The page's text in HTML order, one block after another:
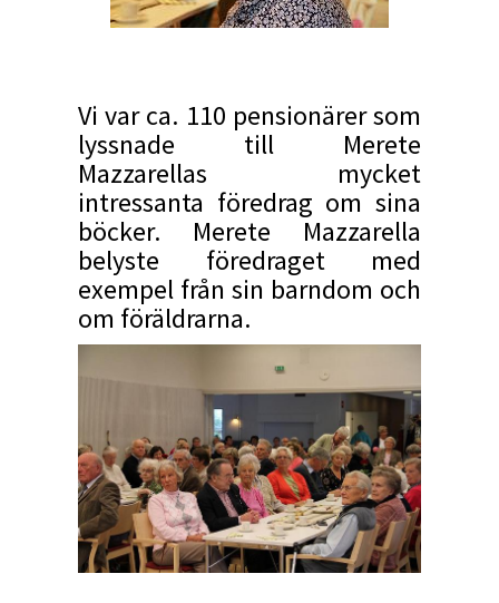
Vi var ca. 110 pensionärer som
lyssnade till Merete
Mazzarellas mycket
intressanta föredrag om sina
böcker. Merete Mazzarella
belyste föredraget med
exempel från sin barndom och
om föräldrarna.